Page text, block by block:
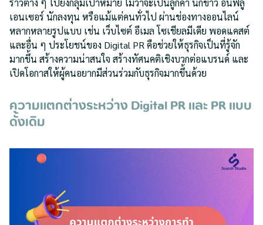
ราวต่าง ๆ ไปยังกลุ่มเป้าหมาย ไม่ว่าจะเป็นลูกค้า นักข่าว อินฟลู
เอนเซอร์ นักลงทุน หรือแม้แต่คนทั่วไป ผ่านช่องทางออนไลน์
หลากหลายรูปแบบ เช่น เว็บไซต์ อีเมล โซเชียลมีเดีย พอดแคสต์
และอื่น ๆ ประโยชน์ของ Digital PR คือช่วยให้ธุรกิจเป็นที่รู้จัก
มากขึ้น สร้างความน่าสนใจ สร้างทัศนคติเชิงบวกต่อแบรนด์ และ
เปิดโอกาสให้ผู้คนอยากมีส่วนร่วมกับธุรกิจมากขึ้นด้วย
ความแตกต่างระหว่าง Digital PR และ PR แบบ
ดั้งเดิม